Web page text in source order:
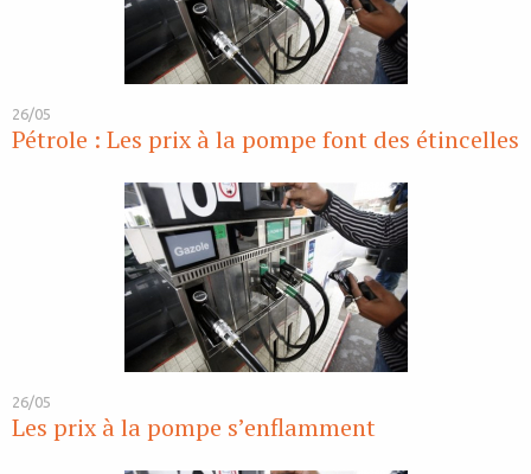
26/05
Pétrole : Les prix à la pompe font des étincelles
26/05
Les prix à la pompe s’enflamment